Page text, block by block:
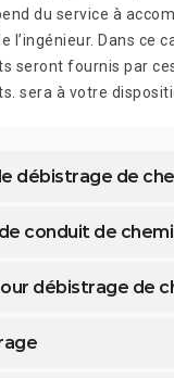
du service à
l’ingénieur. Dans ce
seront fournis par
sera à votre
débistrage de
conduit de
débistrage de